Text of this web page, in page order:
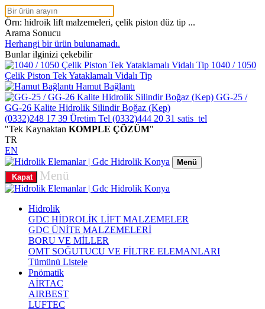
Örn: hidroik lift malzemeleri, çelik piston düz tip ...
Arama Sonucu
Herhangi bir ürün bulunamadı.
Bunlar ilginizi çekebilir
1040 / 1050
Çelik Piston Tek Yataklamalı Vidalı Tip
Hamut Bağlantı
GG-25 /
GG-26 Kalite Hidrolik Silindir Boğaz (Kep)
(0332)248 17 39 Üretim Tel (0332)444 20 31 satis_tel
"Tek Kaynaktan KOMPLE ÇÖZÜM"
TR
EN
Menü
Kapat
Menü
Hidrolik
GDC HİDROLİK LİFT MALZEMELER
GDC ÜNİTE MALZEMELERİ
BORU VE MİLLER
OMT SOĞUTUCU VE FİLTRE ELEMANLARI
Tümünü Listele
Pnömatik
AİRTAC
AIRBEST
LUFTEC